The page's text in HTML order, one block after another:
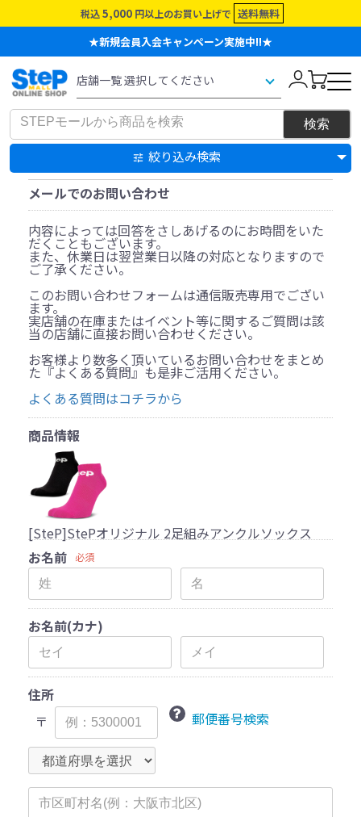
税込 5,000 円以上のお買い上げで 送料無料
★新規会員入会キャンペーン実施中!!★
絞り込み検索
メールでのお問い合わせ
内容によっては回答をさしあげるのにお時間をいた
だくこともございます。
また、休業日は翌営業日以降の対応となりますので
ご了承ください。
このお問い合わせフォームは通信販売専用でござい
ます。
実店舗の在庫またはイベント等に関するご質問は該
当の店舗に直接お問い合わせください。
お客様より数多く頂いているお問い合わせをまとめ
た『よくある質問』も是非ご活用ください。
よくある質問はコチラから
商品情報
[SteP]StePオリジナル 2足組みアンクルソックス
お名前
必須
お名前(カナ)
住所
〒
郵便番号検索